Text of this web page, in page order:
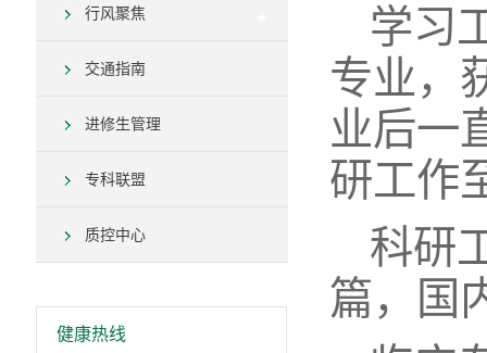
行风聚焦
交通指南
进修生管理
专科联盟
质控中心
健康热线
学习
专业，
业后一
研工作
科研
篇，国